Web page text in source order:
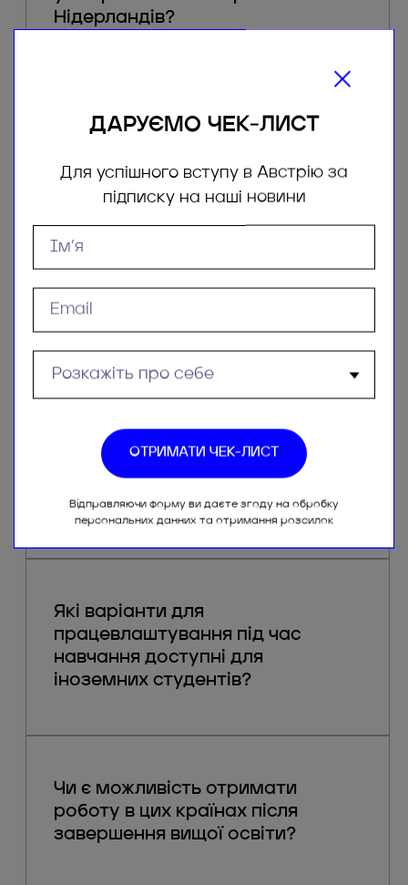
Нідерландів?
Який рівень з німецької та
момент вступу до ВНЗ Австрії та
Нідерландів?
Чи є можливість навчатися
англійською мовою в
австрійських та нідерландських
університетах?
Чи надають університети місце у
гуртожитку студентам?
Які варіанти для
працевлаштування під час
навчання доступні для
іноземних студентів?
Чи є можливість отримати
роботу в цих країнах після
завершення вищої освіти?
ДАРУЄМО ЧЕК-ЛИСТ
Для успішного вступу в Австрію за
підписку на наші новини
Відправляючи форму ви даєте згоду на обробку
персональних данних та отримання розсилок